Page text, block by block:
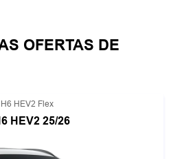
OFERTAS DE
HEV2 Flex
HEV2 25/26